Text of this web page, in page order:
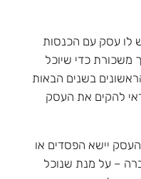
לו עסק עם הכנסות
משכורת כדי שיוכל
בשנים הבאות
להקים את העסק
יישא הפסדים או
– על מנת שנוכל